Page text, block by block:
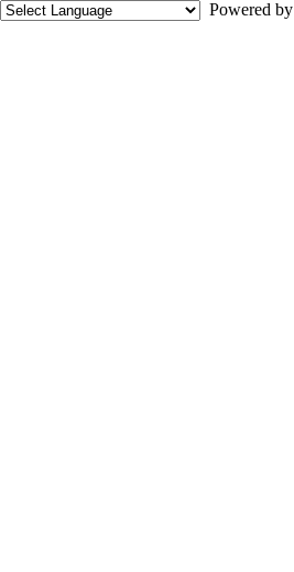
Powered by